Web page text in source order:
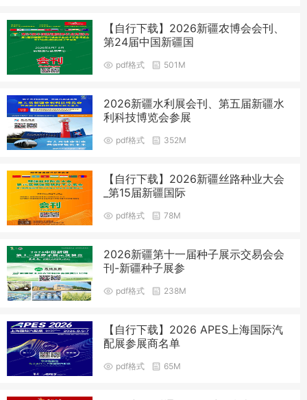
【自行下载】2026新疆农博会会刊、
第24届中国新疆国
pdf格式 501M
2026新疆水利展会刊、第五届新疆水
利科技博览会参展
pdf格式 352M
【自行下载】2026新疆丝路种业大会
_第15届新疆国际
pdf格式 78M
2026新疆第十一届种子展示交易会会
刊-新疆种子展参
pdf格式 238M
【自行下载】2026 APES上海国际汽
配展参展商名单
pdf格式 65M